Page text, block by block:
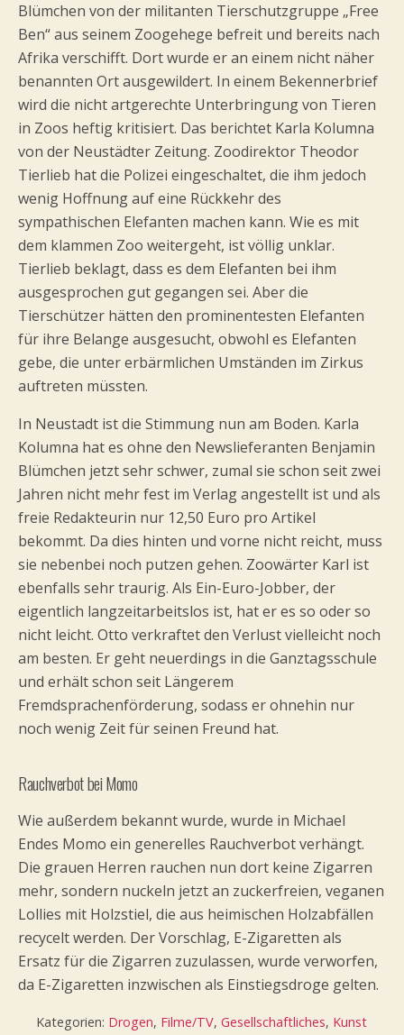
Blümchen von der militanten Tierschutzgruppe „Free
Ben“ aus seinem Zoogehege befreit und bereits nach
Afrika verschifft. Dort wurde er an einem nicht näher
benannten Ort ausgewildert. In einem Bekennerbrief
wird die nicht artgerechte Unterbringung von Tieren
in Zoos heftig kritisiert. Das berichtet Karla Kolumna
von der Neustädter Zeitung. Zoodirektor Theodor
Tierlieb hat die Polizei eingeschaltet, die ihm jedoch
wenig Hoffnung auf eine Rückkehr des
sympathischen Elefanten machen kann. Wie es mit
dem klammen Zoo weitergeht, ist völlig unklar.
Tierlieb beklagt, dass es dem Elefanten bei ihm
ausgesprochen gut gegangen sei. Aber die
Tierschützer hätten den prominentesten Elefanten
für ihre Belange ausgesucht, obwohl es Elefanten
gebe, die unter erbärmlichen Umständen im Zirkus
auftreten müssten.
In Neustadt ist die Stimmung nun am Boden. Karla
Kolumna hat es ohne den Newslieferanten Benjamin
Blümchen jetzt sehr schwer, zumal sie schon seit zwei
Jahren nicht mehr fest im Verlag angestellt ist und als
freie Redakteurin nur 12,50 Euro pro Artikel
bekommt. Da dies hinten und vorne nicht reicht, muss
sie nebenbei noch putzen gehen. Zoowärter Karl ist
ebenfalls sehr traurig. Als Ein-Euro-Jobber, der
eigentlich langzeitarbeitslos ist, hat er es so oder so
nicht leicht. Otto verkraftet den Verlust vielleicht noch
am besten. Er geht neuerdings in die Ganztagsschule
und erhält schon seit Längerem
Fremdsprachenförderung, sodass er ohnehin nur
noch wenig Zeit für seinen Freund hat.
Rauchverbot bei Momo
Wie außerdem bekannt wurde, wurde in Michael
Endes Momo ein generelles Rauchverbot verhängt.
Die grauen Herren rauchen nun dort keine Zigarren
mehr, sondern nuckeln jetzt an zuckerfreien, veganen
Lollies mit Holzstiel, die aus heimischen Holzabfällen
recycelt werden. Der Vorschlag, E-Zigaretten als
Ersatz für die Zigarren zuzulassen, wurde verworfen,
da E-Zigaretten inzwischen als Einstiegsdroge gelten.
Kategorien: Drogen, Filme/TV, Gesellschaftliches, Kunst